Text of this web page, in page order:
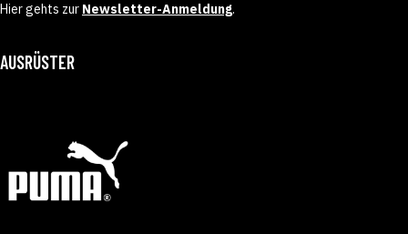
Hier gehts zur Newsletter-Anmeldung.
AUSRÜSTER